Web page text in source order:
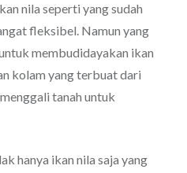
nila seperti yang sudah
fleksibel. Namun yang
membudidayakan ikan
kolam yang terbuat dari
tanah untuk
hanya ikan nila saja yang